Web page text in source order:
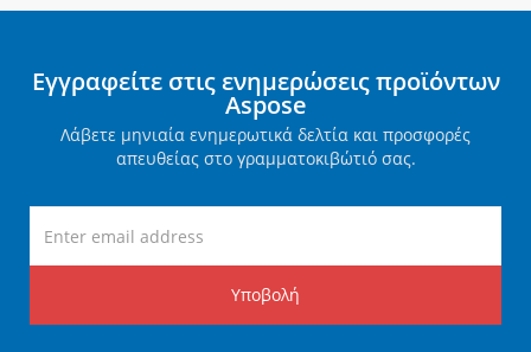
Εγγραφείτε στις ενημερώσεις προϊόντων
Aspose
Λάβετε μηνιαία ενημερωτικά δελτία και προσφορές
απευθείας στο γραμματοκιβώτιό σας.
Υποβολή